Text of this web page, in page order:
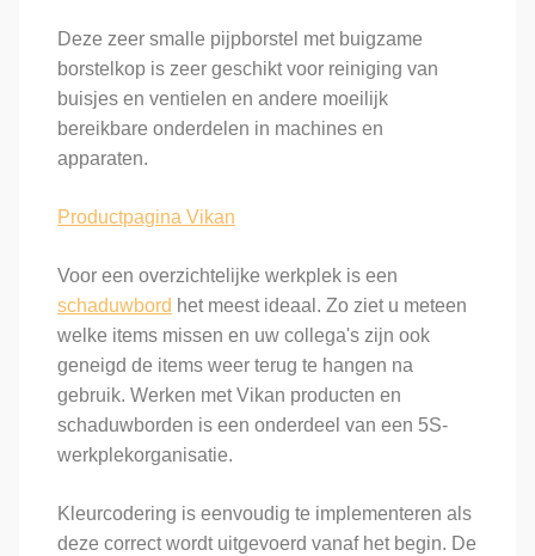
Deze zeer smalle pijpborstel met buigzame
borstelkop is zeer geschikt voor reiniging van
buisjes en ventielen en andere moeilijk
bereikbare onderdelen in machines en
apparaten.
Productpagina Vikan
Voor een overzichtelijke werkplek is een
schaduwbord het meest ideaal. Zo ziet u meteen
welke items missen en uw collega's zijn ook
geneigd de items weer terug te hangen na
gebruik. Werken met Vikan producten en
schaduwborden is een onderdeel van een 5S-
werkplekorganisatie.
Kleurcodering is eenvoudig te implementeren als
deze correct wordt uitgevoerd vanaf het begin. De